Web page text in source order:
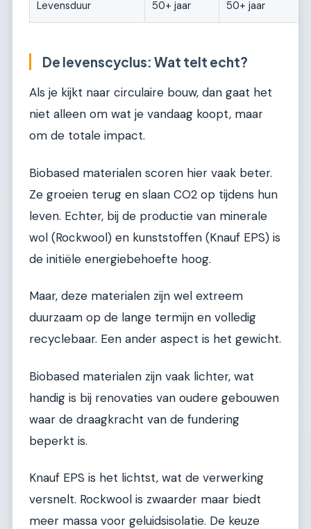
Levensduur 50+ jaar 50+ jaar
De levenscyclus: Wat telt echt?
Als je kijkt naar circulaire bouw, dan gaat het
niet alleen om wat je vandaag koopt, maar
om de totale impact.
Biobased materialen scoren hier vaak beter.
Ze groeien terug en slaan CO2 op tijdens hun
leven. Echter, bij de productie van minerale
wol (Rockwool) en kunststoffen (Knauf EPS) is
de initiële energiebehoefte hoog.
Maar, deze materialen zijn wel extreem
duurzaam op de lange termijn en volledig
recyclebaar. Een ander aspect is het gewicht.
Biobased materialen zijn vaak lichter, wat
handig is bij renovaties van oudere gebouwen
waar de draagkracht van de fundering
beperkt is.
Knauf EPS is het lichtst, wat de verwerking
versnelt. Rockwool is zwaarder maar biedt
meer massa voor geluidsisolatie. De keuze